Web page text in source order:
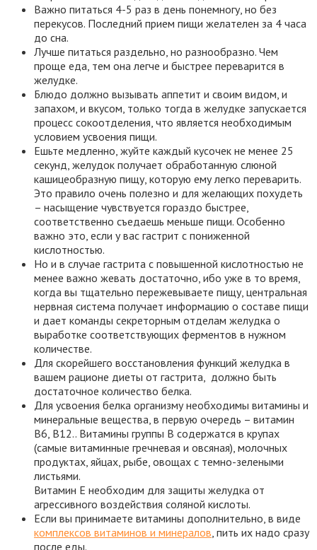
Важно питаться 4-5 раз в день понемногу, но без
перекусов. Последний прием пищи желателен за 4 часа
до сна.
Лучше питаться раздельно, но разнообразно. Чем
проще еда, тем она легче и быстрее переварится в
желудке.
Блюдо должно вызывать аппетит и своим видом, и
запахом, и вкусом, только тогда в желудке запускается
процесс сокоотделения, что является необходимым
условием усвоения пищи.
Ешьте медленно, жуйте каждый кусочек не менее 25
секунд, желудок получает обработанную слюной
кашицеобразную пищу, которую ему легко переварить.
Это правило очень полезно и для желающих похудеть
– насыщение чувствуется гораздо быстрее,
соответственно съедаешь меньше пищи. Особенно
важно это, если у вас гастрит с пониженной
кислотностью.
Но и в случае гастрита с повышенной кислотностью не
менее важно жевать достаточно, ибо уже в то время,
когда вы тщательно пережевываете пищу, центральная
нервная система получает информацию о составе пищи
и дает команды секреторным отделам желудка о
выработке соответствующих ферментов в нужном
количестве.
Для скорейшего восстановления функций желудка в
вашем рационе диеты от гастрита, должно быть
достаточное количество белка.
Для усвоения белка организму необходимы витамины и
минеральные вещества, в первую очередь – витамин
B6, В12.. Витамины группы B содержатся в крупах
(самые витаминные гречневая и овсяная), молочных
продуктах, яйцах, рыбе, овощах с темно-зелеными
листьями.
Витамин Е необходим для защиты желудка от
агрессивного воздействия соляной кислоты.
Если вы принимаете витамины дополнительно, в виде
комплексов витаминов и минералов , пить их надо сразу
после еды.